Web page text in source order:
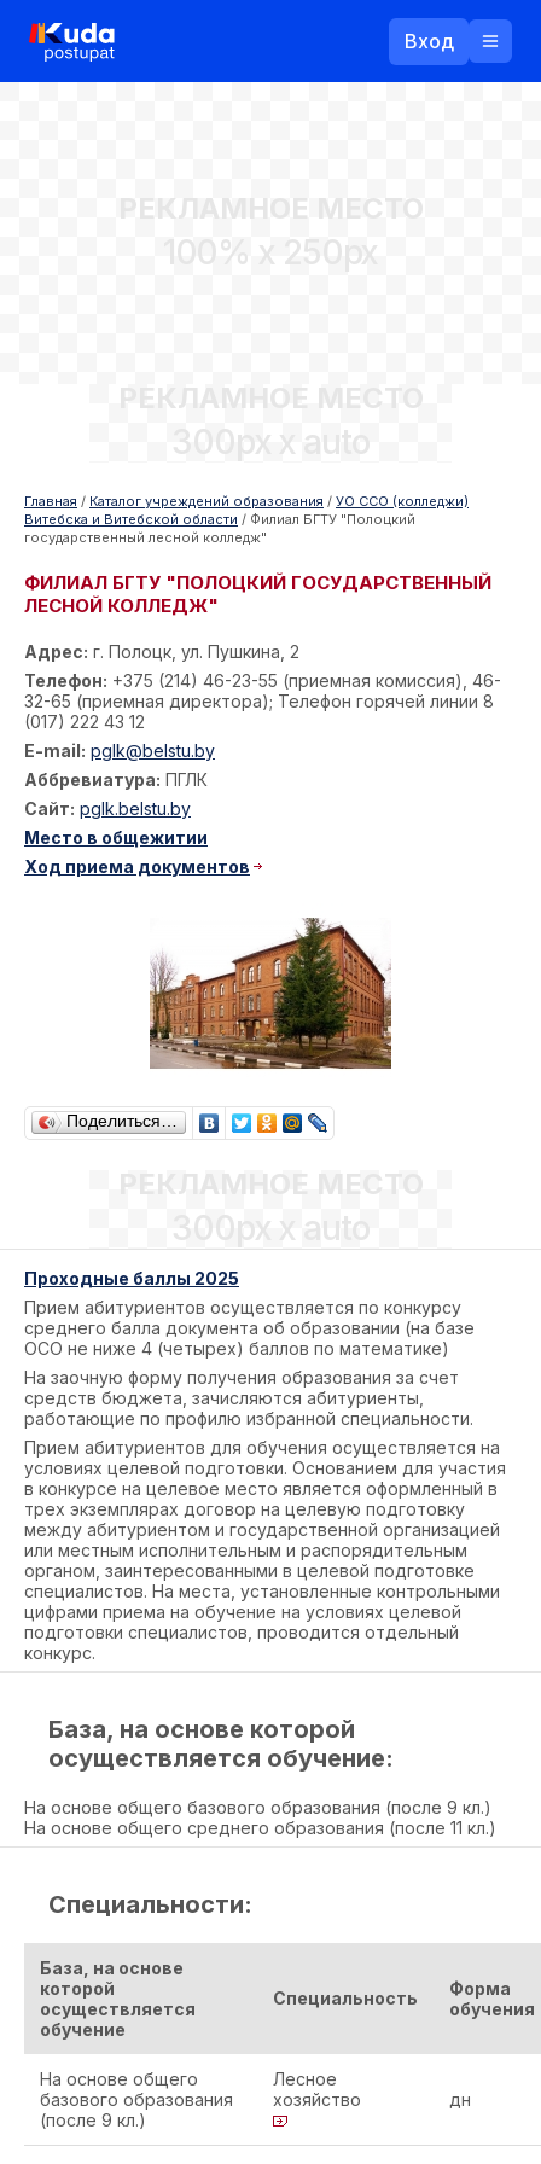
Вход
Забыли пароль?
Войти
РЕКЛАМНОЕ МЕСТО
100% x 250px
РЕКЛАМНОЕ МЕСТО
300px x auto
Главная / Каталог учреждений образования / УО ССО (колледжи)
Витебска и Витебской области / Филиал БГТУ "Полоцкий
государственный лесной колледж"
ФИЛИАЛ БГТУ "ПОЛОЦКИЙ ГОСУДАРСТВЕННЫЙ
ЛЕСНОЙ КОЛЛЕДЖ"
Адрес: г. Полоцк, ул. Пушкина, 2
Телефон: +375 (214) 46-23-55 (приемная комиссия), 46-
32-65 (приемная директора); Телефон горячей линии 8
(017) 222 43 12
E-mail: pglk@belstu.by
Аббревиатура: ПГЛК
Сайт: pglk.belstu.by
Место в общежитии
Ход приема документов
Поделиться…
РЕКЛАМНОЕ МЕСТО
300px x auto
Проходные баллы 2025
Прием абитуриентов осуществляется по конкурсу
среднего балла документа об образовании (на базе
ОСО не ниже 4 (четырех) баллов по математике)
На заочную форму получения образования за счет
средств бюджета, зачисляются абитуриенты,
работающие по профилю избранной специальности.
Прием абитуриентов для обучения осуществляется на
условиях целевой подготовки. Основанием для участия
в конкурсе на целевое место является оформленный в
трех экземплярах договор на целевую подготовку
между абитуриентом и государственной организацией
или местным исполнительным и распорядительным
органом, заинтересованными в целевой подготовке
специалистов. На места, установленные контрольными
цифрами приема на обучение на условиях целевой
подготовки специалистов, проводится отдельный
конкурс.
База, на основе которой
осуществляется обучение:
На основе общего базового образования (после 9 кл.)
На основе общего среднего образования (после 11 кл.)
Специальности:
База, на основе
которой
осуществляется
обучение
Специальность
Форма
обучения
На основе общего
базового образования
(после 9 кл.)
Лесное
хозяйство
дн